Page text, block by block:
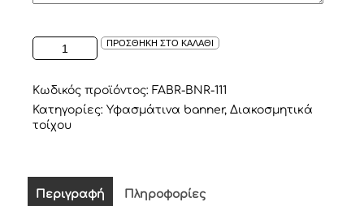
ΥΦΑΣΜΑΤΙΝΟ
ΠΛΑΙΣΙΟ
IS
MY
HAPPY
PLACE"
ΧΡΥΣΟ
ΠΡΟΣΘΗΚΗ ΣΤΟ ΚΑΛΑΘΙ
Κωδικός προϊόντος: FABR-BNR-111
Κατηγορίες: Υφασμάτινα banner, Διακοσμητικά
τοίχου
Περιγραφή Πληροφορίες